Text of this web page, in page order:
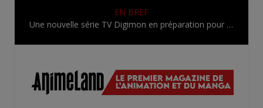
EN BREF
Une nouvelle série TV Digimon en préparation pour 2027